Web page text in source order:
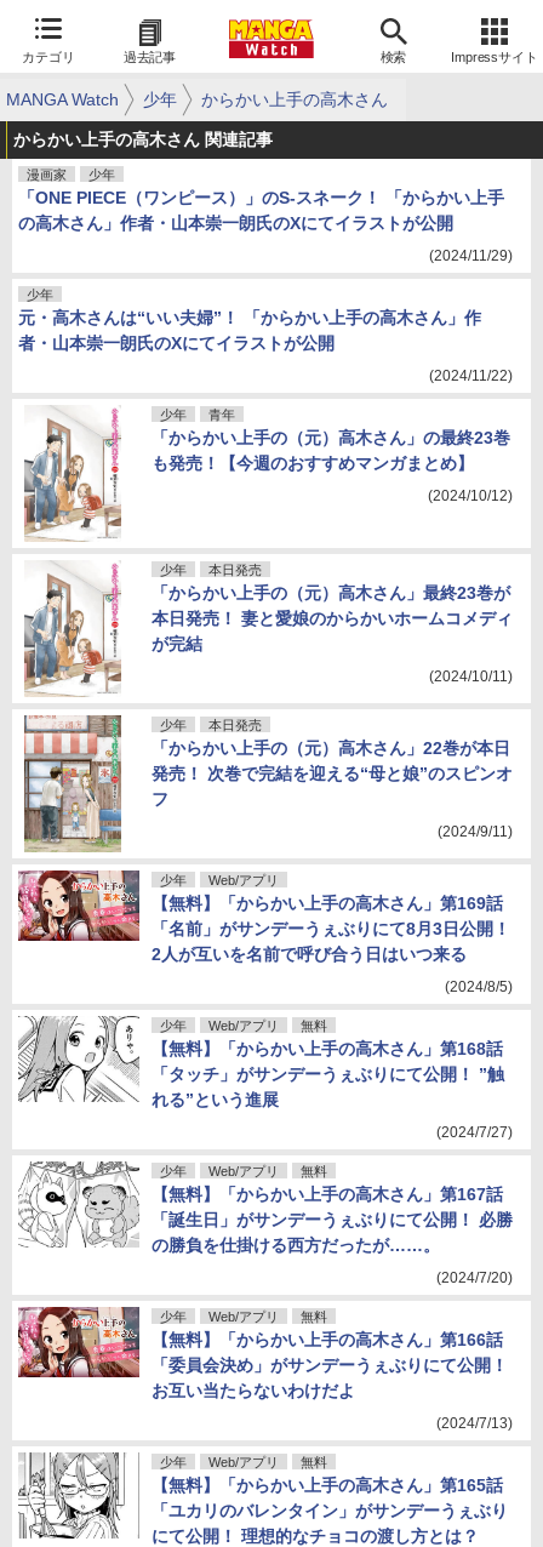
カテゴリ 過去記事 検索 Impressサイト
MANGA Watch 少年 からかい上手の高木さん
からかい上手の高木さん 関連記事
漫画家 少年
「ONE PIECE（ワンピース）」のS-スネーク！ 「からかい上手
の高木さん」作者・山本崇一朗氏のXにてイラストが公開
(2024/11/29)
少年
元・高木さんは“いい夫婦”！ 「からかい上手の高木さん」作
者・山本崇一朗氏のXにてイラストが公開
(2024/11/22)
少年 青年
「からかい上手の（元）高木さん」の最終23巻
も発売！【今週のおすすめマンガまとめ】
(2024/10/12)
少年 本日発売
「からかい上手の（元）高木さん」最終23巻が
本日発売！ 妻と愛娘のからかいホームコメディ
が完結
(2024/10/11)
少年 本日発売
「からかい上手の（元）高木さん」22巻が本日
発売！ 次巻で完結を迎える“母と娘”のスピンオ
フ
(2024/9/11)
少年 Web/アプリ
【無料】「からかい上手の高木さん」第169話
「名前」がサンデーうぇぶりにて8月3日公開！
2人が互いを名前で呼び合う日はいつ来る
(2024/8/5)
少年 Web/アプリ 無料
【無料】「からかい上手の高木さん」第168話
「タッチ」がサンデーうぇぶりにて公開！ ”触
れる”という進展
(2024/7/27)
少年 Web/アプリ 無料
【無料】「からかい上手の高木さん」第167話
「誕生日」がサンデーうぇぶりにて公開！ 必勝
の勝負を仕掛ける西方だったが……。
(2024/7/20)
少年 Web/アプリ 無料
【無料】「からかい上手の高木さん」第166話
「委員会決め」がサンデーうぇぶりにて公開！
お互い当たらないわけだよ
(2024/7/13)
少年 Web/アプリ 無料
【無料】「からかい上手の高木さん」第165話
「ユカリのバレンタイン」がサンデーうぇぶり
にて公開！ 理想的なチョコの渡し方とは？